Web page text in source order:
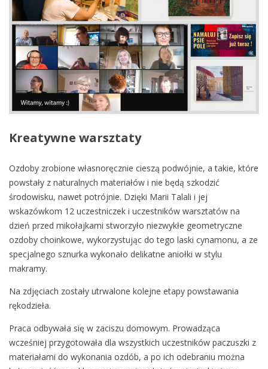
Kreatywne warsztaty
Ozdoby zrobione własnoręcznie cieszą podwójnie, a takie, które
powstały z naturalnych materiałów i nie będą szkodzić
środowisku, nawet potrójnie. Dzięki Marii Talali i jej
wskazówkom 12 uczestniczek i uczestników warsztatów na
dzień przed mikołajkami stworzyło niezwykłe geometryczne
ozdoby choinkowe, wykorzystując do tego laski cynamonu, a ze
specjalnego sznurka wykonało delikatne aniołki w stylu
makramy.
Na zdjęciach zostały utrwalone kolejne etapy powstawania
rękodzieła.
Praca odbywała się w zaciszu domowym. Prowadząca
wcześniej przygotowała dla wszystkich uczestników paczuszki z
materiałami do wykonania ozdób, a po ich odebraniu można